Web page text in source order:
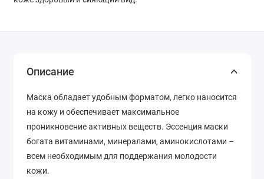
Описание
Маска обладает удобным форматом, легко наносится
на кожу и обеспечивает максимальное
проникновение активных веществ. Эссенция маски
богата витаминами, минералами, аминокислотами –
всем необходимым для поддержания молодости
кожи.